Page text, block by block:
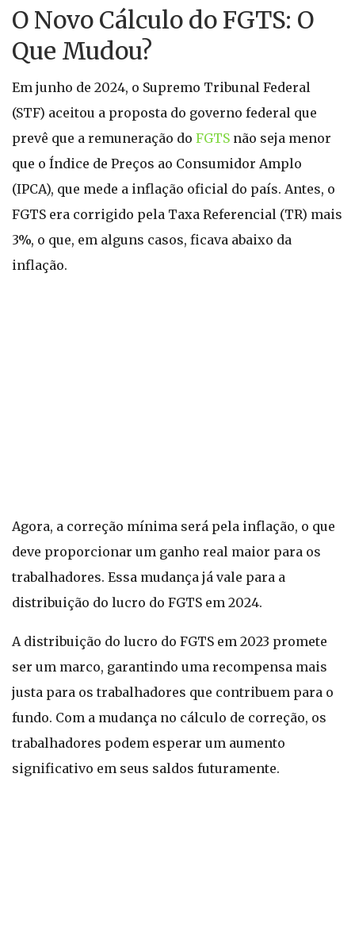
O Novo Cálculo do FGTS: O
Que Mudou?
Em junho de 2024, o Supremo Tribunal Federal
(STF) aceitou a proposta do governo federal que
prevê que a remuneração do FGTS não seja menor
que o Índice de Preços ao Consumidor Amplo
(IPCA), que mede a inflação oficial do país. Antes, o
FGTS era corrigido pela Taxa Referencial (TR) mais
3%, o que, em alguns casos, ficava abaixo da
inflação.
Agora, a correção mínima será pela inflação, o que
deve proporcionar um ganho real maior para os
trabalhadores. Essa mudança já vale para a
distribuição do lucro do FGTS em 2024.
A distribuição do lucro do FGTS em 2023 promete
ser um marco, garantindo uma recompensa mais
justa para os trabalhadores que contribuem para o
fundo. Com a mudança no cálculo de correção, os
trabalhadores podem esperar um aumento
significativo em seus saldos futuramente.